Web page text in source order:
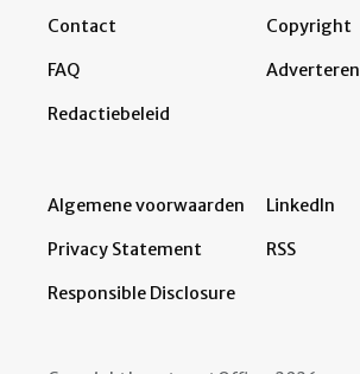
Contact
FAQ
Redactiebeleid
Copyright
Adverteren
Algemene voorwaarden
Privacy Statement
Responsible Disclosure
LinkedIn
RSS